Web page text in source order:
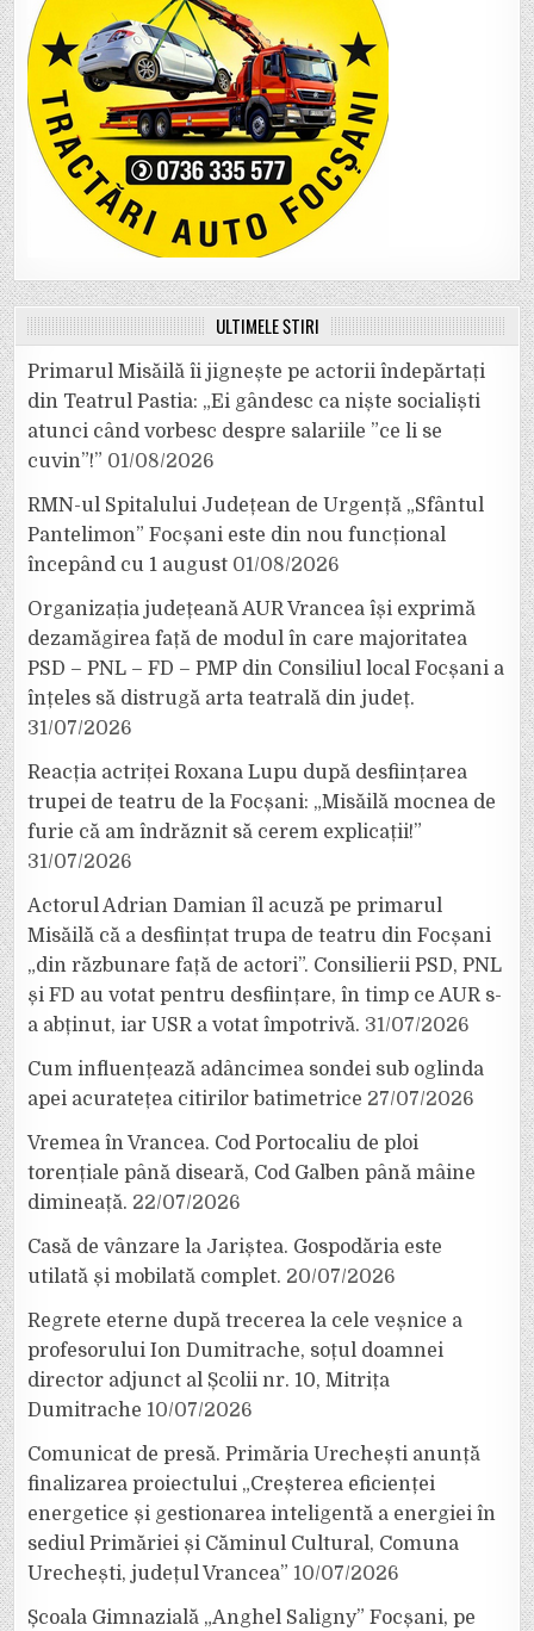
ULTIMELE ȘTIRI
Primarul Misăilă îi jignește pe actorii îndepărtați
din Teatrul Pastia: „Ei gândesc ca niște socialiști
atunci când vorbesc despre salariile ”ce li se
cuvin”!” 01/08/2026
RMN-ul Spitalului Județean de Urgență „Sfântul
Pantelimon” Focșani este din nou funcțional
începând cu 1 august 01/08/2026
Organizația județeană AUR Vrancea își exprimă
dezamăgirea față de modul în care majoritatea
PSD – PNL – FD – PMP din Consiliul local Focșani a
înțeles să distrugă arta teatrală din județ.
31/07/2026
Reacția actriței Roxana Lupu după desființarea
trupei de teatru de la Focșani: „Misăilă mocnea de
furie că am îndrăznit să cerem explicații!”
31/07/2026
Actorul Adrian Damian îl acuză pe primarul
Misăilă că a desființat trupa de teatru din Focșani
„din răzbunare față de actori”. Consilierii PSD, PNL
și FD au votat pentru desființare, în timp ce AUR s-
a abținut, iar USR a votat împotrivă. 31/07/2026
Cum influențează adâncimea sondei sub oglinda
apei acuratețea citirilor batimetrice 27/07/2026
Vremea în Vrancea. Cod Portocaliu de ploi
torențiale până diseară, Cod Galben până mâine
dimineață. 22/07/2026
Casă de vânzare la Jariștea. Gospodăria este
utilată și mobilată complet. 20/07/2026
Regrete eterne după trecerea la cele veșnice a
profesorului Ion Dumitrache, soțul doamnei
director adjunct al Școlii nr. 10, Mitrița
Dumitrache 10/07/2026
Comunicat de presă. Primăria Urechești anunță
finalizarea proiectului „Creșterea eficienței
energetice și gestionarea inteligentă a energiei în
sediul Primăriei și Căminul Cultural, Comuna
Urechești, județul Vrancea” 10/07/2026
Școala Gimnazială „Anghel Saligny” Focșani, pe